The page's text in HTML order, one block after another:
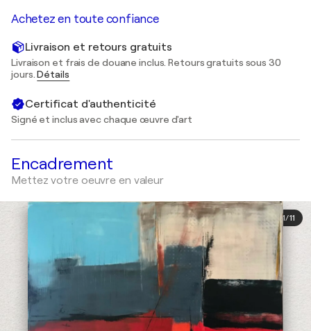
Achetez en toute confiance
Livraison et retours gratuits
Livraison et frais de douane inclus. Retours gratuits sous 30
jours.Détails
Certificat d'authenticité
Signé et inclus avec chaque œuvre d'art
Encadrement
Mettez votre oeuvre en valeur
1/11